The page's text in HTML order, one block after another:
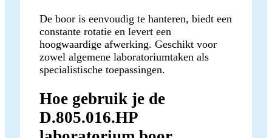
De boor is eenvoudig te hanteren, biedt een
constante rotatie en levert een
hoogwaardige afwerking. Geschikt voor
zowel algemene laboratoriumtaken als
specialistische toepassingen.
Hoe gebruik je de
D.805.016.HP